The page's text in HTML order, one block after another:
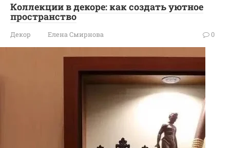
Коллекции в декоре: как создать уютное
пространство
Декор Елена Смирнова 0